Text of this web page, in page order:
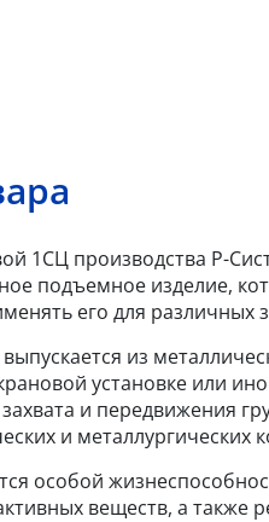
1СЦ производства Р-
подъемное изделие,
его для различных
из
установке или
и передвижения
и металлургических
особой
веществ, а